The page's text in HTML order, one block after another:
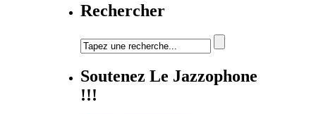
Rechercher
Soutenez Le Jazzophone
!!!